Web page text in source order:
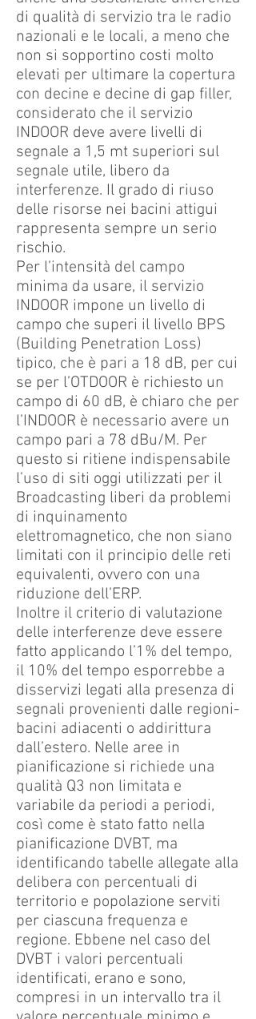
di qualità di servizio tra le radio
nazionali e le locali, a meno che
non si sopportino costi molto
elevati per ultimare la copertura
con decine e decine di gap filler,
considerato che il servizio
INDOOR deve avere livelli di
segnale a 1,5 mt superiori sul
segnale utile, libero da
interferenze. Il grado di riuso
delle risorse nei bacini attigui
rappresenta sempre un serio
rischio.
Per l’intensità del campo
minima da usare, il servizio
INDOOR impone un livello di
campo che superi il livello BPS
(Building Penetration Loss)
tipico, che è pari a 18 dB, per cui
se per l’OTDOOR è richiesto un
campo di 60 dB, è chiaro che per
l’INDOOR è necessario avere un
campo pari a 78 dBu/M. Per
questo si ritiene indispensabile
l’uso di siti oggi utilizzati per il
Broadcasting liberi da problemi
di inquinamento
elettromagnetico, che non siano
limitati con il principio delle reti
equivalenti, ovvero con una
riduzione dell’ERP.
Inoltre il criterio di valutazione
delle interferenze deve essere
fatto applicando l’1% del tempo,
il 10% del tempo esporrebbe a
disservizi legati alla presenza di
segnali provenienti dalle regioni-
bacini adiacenti o addirittura
dall’estero. Nelle aree in
pianificazione si richiede una
qualità Q3 non limitata e
variabile da periodi a periodi,
così come è stato fatto nella
pianificazione DVBT, ma
identificando tabelle allegate alla
delibera con percentuali di
territorio e popolazione serviti
per ciascuna frequenza e
regione. Ebbene nel caso del
DVBT i valori percentuali
identificati, erano e sono,
compresi in un intervallo tra il